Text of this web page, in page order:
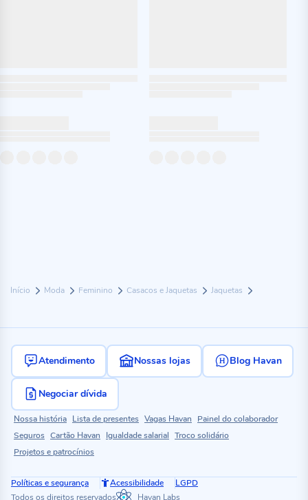
Início Moda Feminino Casacos e Jaquetas Jaquetas
Atendimento Nossas lojas Blog Havan
Negociar dívida
Nossa história Lista de presentes Vagas Havan
Painel do colaborador
Seguros Cartão Havan Igualdade salarial Troco solidário
Projetos e patrocínios
Políticas e segurança Acessibilidade
LGPD
Todos os direitos reservados
Havan Labs